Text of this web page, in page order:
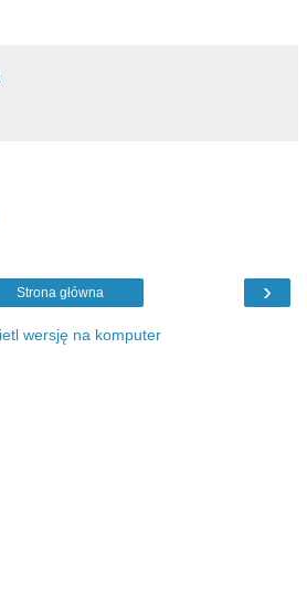
›
Strona główna
wersję na komputer